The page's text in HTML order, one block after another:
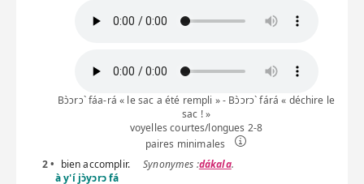
Bɔ̀ɔrɔ` fáa-rá « le sac a été rempli » - Bɔ̀ɔrɔ` fárá « déchire le
sac ! »
voyelles courtes/longues 2-8
paires minimales
2 • bien accomplir. dákala.
à y'í jɔ̀yɔrɔ fá